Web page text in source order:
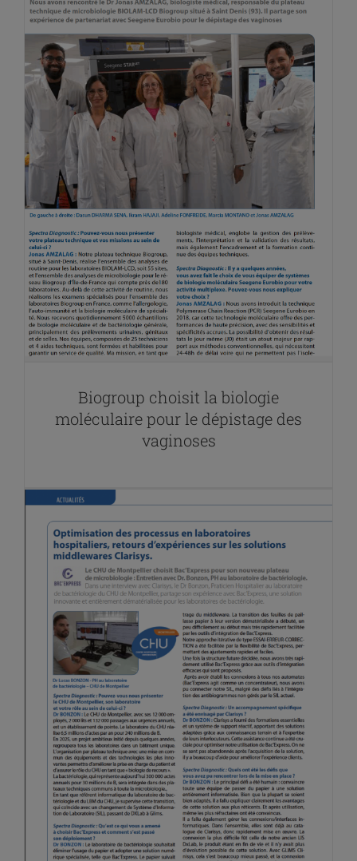
Vidéos
Manifestations
Abonnements
Annonceurs
Contact
Biogroup choisit la biologie
moléculaire pour le dépistage des
vaginoses